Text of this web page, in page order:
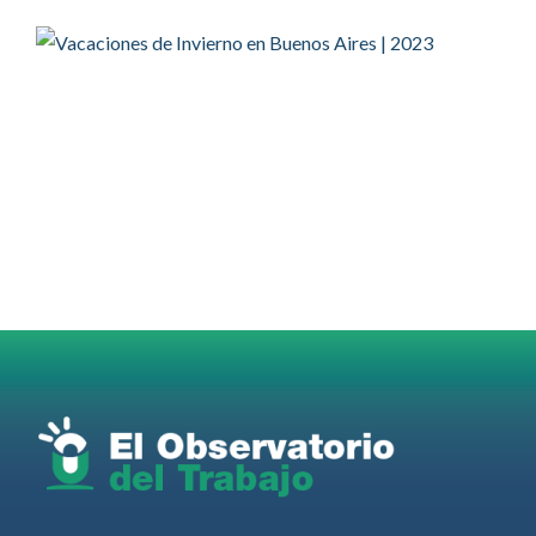
RT@casdcamioneros
1 1 Twitter